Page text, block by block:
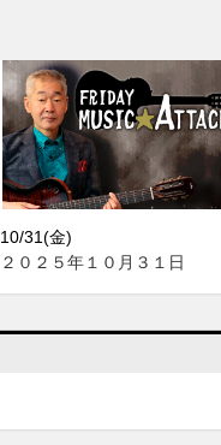
10/31(金)
２０２５年１０月３１日